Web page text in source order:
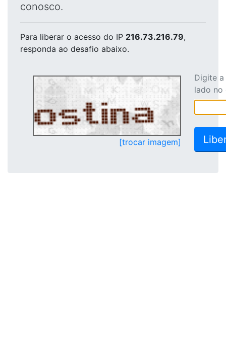
conosco.
Para liberar o acesso do IP 216.73.216.79,
responda ao desafio abaixo.
[trocar imagem]
Digite
lado no